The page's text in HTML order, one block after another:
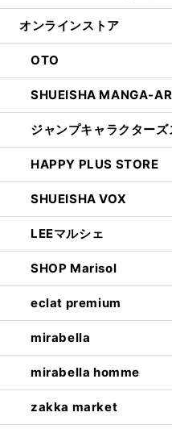
オンラインストア
OTO
SHUEISHA MANGA-
ジャンプキャラクターズ
HAPPY PLUS STORE
SHUEISHA VOX
LEEマルシェ
SHOP Marisol
eclat premium
mirabella
mirabella homme
zakka market